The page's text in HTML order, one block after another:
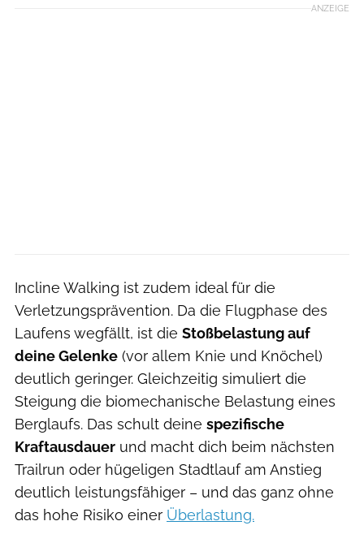
ANZEIGE
Incline Walking ist zudem ideal für die
Verletzungsprävention. Da die Flugphase des
Laufens wegfällt, ist die Stoßbelastung auf
deine Gelenke (vor allem Knie und Knöchel)
deutlich geringer. Gleichzeitig simuliert die
Steigung die biomechanische Belastung eines
Berglaufs. Das schult deine spezifische
Kraftausdauer und macht dich beim nächsten
Trailrun oder hügeligen Stadtlauf am Anstieg
deutlich leistungsfähiger – und das ganz ohne
das hohe Risiko einer Überlastung.